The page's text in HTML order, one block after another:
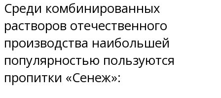
Среди комбинированных
растворов отечественного
производства наибольшей
популярностью пользуются
пропитки «Сенеж»: